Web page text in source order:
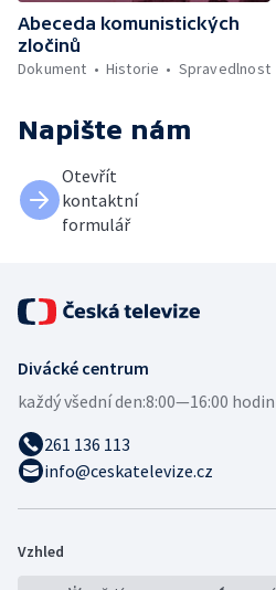
Abeceda komunistických
zločinů
Dokument
Historie Spravedlnost
Napište nám
Otevřít
kontaktní
formulář
Divácké centrum
každý všední den:8:00—16:00 hodin
261 136 113
info@ceskatelevize.cz
Vzhled